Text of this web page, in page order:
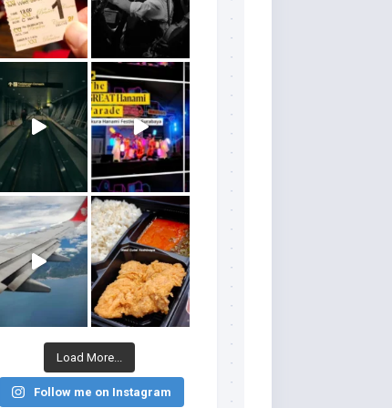
Load More...
Follow me on Instagram